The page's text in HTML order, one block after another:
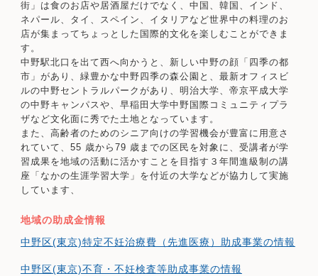
街」は食のお店や居酒屋だけでなく、中国、韓国、インド、
ネパール、タイ、スペイン、イタリアなど世界中の料理のお
店が集まってちょっとした国際的文化を楽しむことができま
す。
中野駅北口を出て西へ向かうと、新しい中野の顔「四季の都
市」があり、緑豊かな中野四季の森公園と、最新オフィスビ
ルの中野セントラルパークがあり、明治大学、帝京平成大学
の中野キャンパスや、早稲田大学中野国際コミュニティプラ
ザなど文化面に秀でた土地となっています。
また、高齢者のためのシニア向けの学習機会が豊富に用意さ
れていて、55 歳から79 歳までの区民を対象に、受講者が学
習成果を地域の活動に活かすことを目指す３年間進級制の講
座「なかの生涯学習大学」を付近の大学などが協力して実施
しています、
地域の助成金情報
中野区(東京)特定不妊治療費（先進医療）助成事業の情報
中野区(東京)不育・不妊検査等助成事業の情報